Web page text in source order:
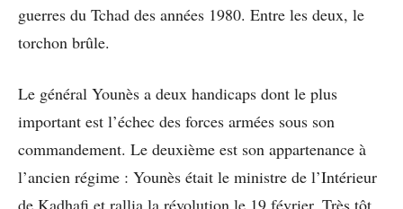
guerres du Tchad des années 1980. Entre les deux, le
torchon brûle.
Le général Younès a deux handicaps dont le plus
important est l’échec des forces armées sous son
commandement. Le deuxième est son appartenance à
l’ancien régime : Younès était le ministre de l’Intérieur
de Kadhafi et rallia la révolution le 19 février. Très tôt